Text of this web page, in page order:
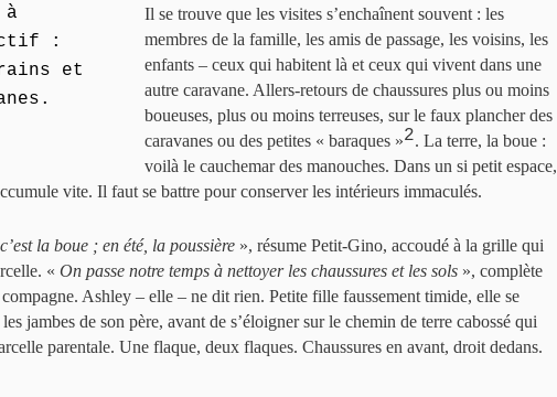
à
:
et
Il se trouve que les visites s’enchaînent souvent : les
membres de la famille, les amis de passage, les voisins, les
enfants – ceux qui habitent là et ceux qui vivent dans une
autre caravane. Allers-retours de chaussures plus ou moins
boueuses, plus ou moins terreuses, sur le faux plancher des
caravanes ou des petites « baraques »2. La terre, la boue :
voilà le cauchemar des manouches. Dans un si petit espace,
vite. Il faut se battre pour conserver les intérieurs immaculés.
la boue ; en été, la poussière », résume Petit-Gino, accoudé à la grille qui
« On passe notre temps à nettoyer les chaussures et les sols », complète
Ashley – elle – ne dit rien. Petite fille faussement timide, elle se
jambes de son père, avant de s’éloigner sur le chemin de terre cabossé qui
parentale. Une flaque, deux flaques. Chaussures en avant, droit dedans.